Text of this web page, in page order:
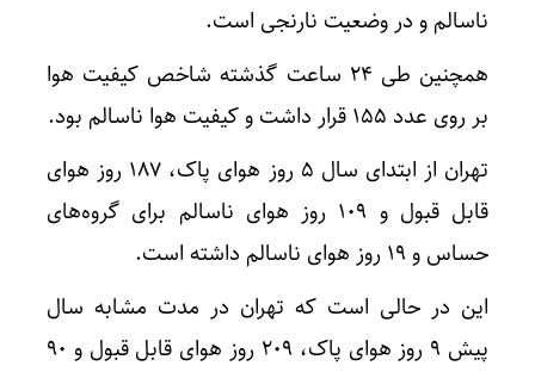
ناسالم و در وضعیت نارنجی است.
همچنین طی ۲۴ ساعت گذشته شاخص کیفیت هوا
بر روی عدد ۱۵۵ قرار داشت و کیفیت هوا ناسالم بود.
تهران از ابتدای سال ۵ روز هوای پاک، ۱۸۷ روز هوای
قابل قبول و ۱۰۹ روز هوای ناسالم برای گروه‌های
حساس و ۱۹ روز هوای ناسالم داشته است.
این در حالی است که تهران در مدت مشابه سال
پیش ۹ روز هوای پاک، ۲۰۹ روز هوای قابل قبول و ۹۰